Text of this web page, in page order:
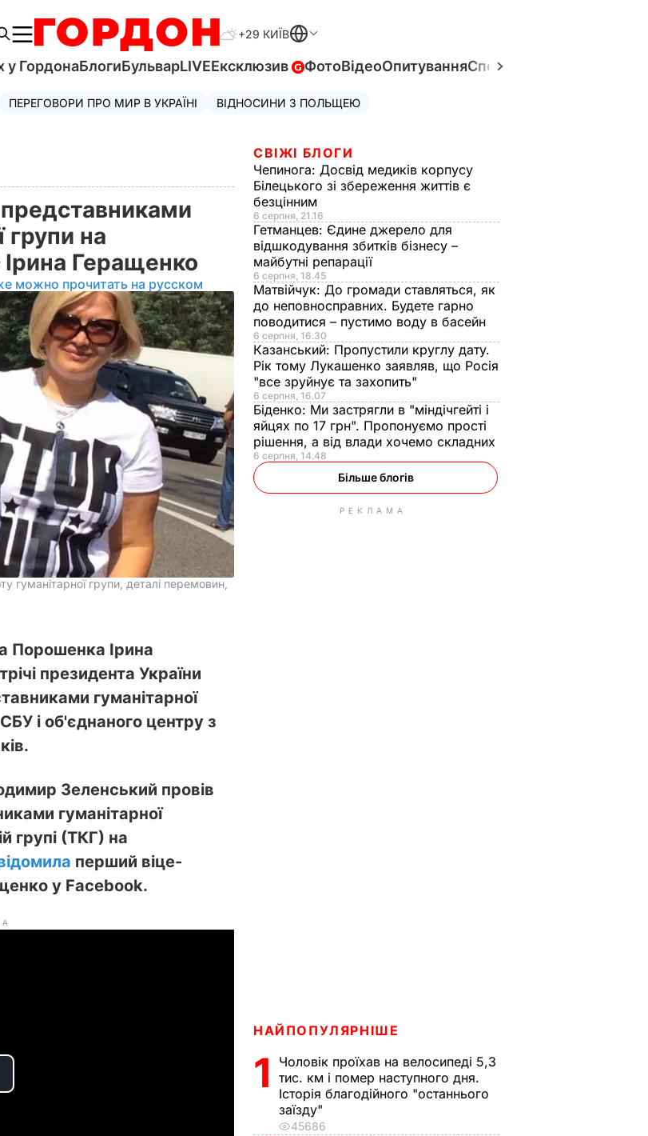
+29 КИЇВ
у ГордонаБлогиБульварLIVEЕксклюзив ФотоВідеоОпитуванняСпецпроєкти
ПЕРЕГОВОРИ ПРО МИР В УКРАЇНІ ВІДНОСИНИ З ПОЛЬЩЕЮ
представниками
групи на
Геращенко
можно прочитать на русском
групи, деталі перемовин,
Порошенка Ірина
президента України
гуманітарної
і об'єднаного центру з
Зеленський провів
гуманітарної
групі (ТКГ) на
перший віце-
у Facebook.
СВІЖІ БЛОГИ
Чепинога: Досвід медиків корпусу
Білецького зі збереження життів є
безцінним
6 серпня, 21.16
Гетманцев: Єдине джерело для
відшкодування збитків бізнесу –
майбутні репарації
6 серпня, 18.45
Матвійчук: До громади ставляться, як
до неповносправних. Будете гарно
поводитися – пустимо воду в басейн
6 серпня, 16.30
Казанський: Пропустили круглу дату.
Рік тому Лукашенко заявляв, що Росія
"все зруйнує та захопить"
6 серпня, 16.07
Біденко: Ми застрягли в "міндічгейті і
яйцях по 17 грн". Пропонуємо прості
рішення, а від влади хочемо складних
6 серпня, 14.48
Більше блогів
РЕКЛАМА
НАЙПОПУЛЯРНІШЕ
1
Чоловік проїхав на велосипеді 5,3
тис. км і помер наступного дня.
Історія благодійного "останнього
заїзду"
45686